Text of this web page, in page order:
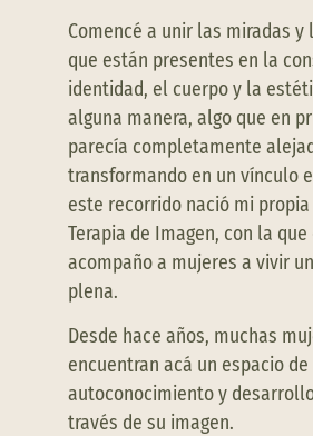
Comencé a unir las miradas y
que están presentes en la
identidad, el cuerpo y la
alguna manera, algo que en
parecía completamente
transformando en un vínculo
este recorrido nació mi
Terapia de Imagen, con la que
acompaño a mujeres a vivir
plena.
Desde hace años, muchas
encuentran acá un espacio de
autoconocimiento y
través de su imagen.